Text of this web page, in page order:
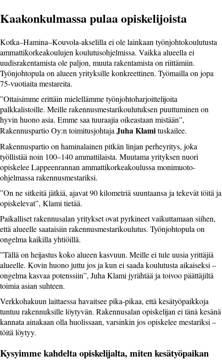
Kaakonkulmassa pulaa opiskelijoista
Kotka–Hamina–Kouvola-akselilla ei ole lainkaan työnjohtokoulutusta
ammattikorkeakoulujen koulutusohjelmissa. Vaikka alueella ei
uudisrakentamista ole paljon, muuta rakentamista on riittämiin.
Työnjohtopula on alueen yrityksille konkreettinen. Työmailla on jopa
75-vuotiaita mestareita.
”Ottaisimme erittäin mielellämme työnjohtoharjoittelijoita
palkkalistoille. Meille rakennusmestarikoulutuksen puuttuminen on
hyvin huono asia. Emme saa tuuraajia oikeastaan mistään”,
Rakennuspartio Oy:n toimitusjohtaja Juha Klamituskailee.
Rakennuspartio on haminalainen pitkän linjan perheyritys, joka
työllistää noin 100–140 ammattilaista. Muutama yrityksen nuori
opiskelee Lappeenrannan ammattikorkeakoulussa monimuoto-
ohjelmassa rakennusmestariksi.
”On ne sitkeitä jätkiä, ajavat 90 kilometriä suuntaansa ja tekevät töitä ja
opiskelevat”, Klami tietää.
Paikalliset rakennusalan yritykset ovat pyrkineet vaikuttamaan siihen,
että alueelle saataisiin rakennusmestarikoulutus. Työnjohtopula on
ongelma kaikilla yhtiöillä.
”Tällä on heijastus koko alueen kasvuun. Meille ei tule uusia yrittäjiä
alueelle. Kovin huono juttu jos ja kun ei saada koulutusta aikaiseksi –
ongelma kasvaa potenssiin”, Juha Klami jyrähtää ja toivoo päättäjiltä
toimia asian suhteen.
Verkkohakuun laittaessa havaitsee pika-pikaa, että kesätyöpaikkoja
tuntuu rakennuksille löytyvän. Rakennusalan opiskelijan ei tänä kesänä
kannata ainakaan olla huolissaan, varsinkin jos opiskelee mestariksi –
töitä löytyy.
Kysyimme kahdelta opiskelijalta, miten kesätyöpaikan